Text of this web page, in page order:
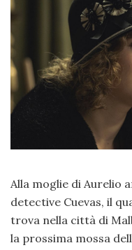
Alla moglie di Aurelio
detective Cuevas, il
trova nella città di
la prossima mossa